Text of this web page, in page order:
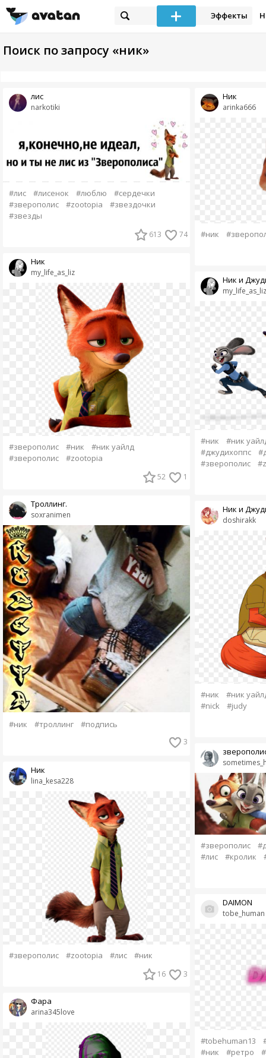
Эффекты
Поиск по запросу «ник»
narkotiki
лис
#лис #лисенок #люблю
#сердечки
#зверополис
#zootopia
#звездочки
#звезды
613 74
my_life_as_liz
Ник
#зверополис #ник
#ник уайлд
#зверополис
#zootopia
52 1
soxranimen
Троллинг.
#ник #троллинг #подпись
3
lina_kesa228
Ник
#зверополис #zootopia #лис #ник
16 3
arina345love
Фара
arinka666
Ник
#ник
my_life_as_liz
Ник и
#ник
#ник
#джудихоппс
#зверополис
doshirakk
Ник и
#ник
#ник
#nick
#judy
#зверополис
#лис
#кролик
tobe_human
DAIMON
#tobehuman13
#ник
#ретро